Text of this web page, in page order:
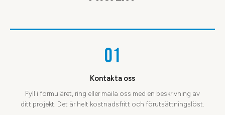
01
Kontakta oss
Fyll i formuläret, ring eller maila oss med en beskrivning av
ditt projekt. Det är helt kostnadsfritt och förutsättningslöst.